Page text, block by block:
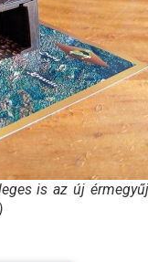
is az új